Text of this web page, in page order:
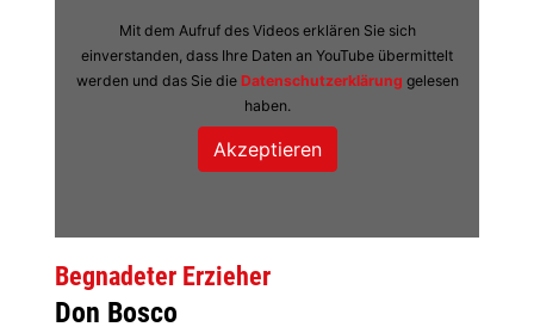
Mit dem Aufruf des Videos erklären Sie sich
einverstanden, dass Ihre Daten an YouTube übermittelt
werden und das Sie die Datenschutzerklärung gelesen
haben.
Begnadeter Erzieher
Don Bosco